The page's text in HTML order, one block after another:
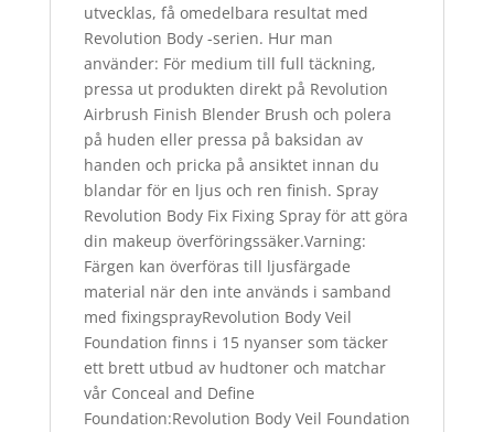
utvecklas, få omedelbara resultat med
Revolution Body -serien. Hur man
använder: För medium till full täckning,
pressa ut produkten direkt på Revolution
Airbrush Finish Blender Brush och polera
på huden eller pressa på baksidan av
handen och pricka på ansiktet innan du
blandar för en ljus och ren finish. Spray
Revolution Body Fix Fixing Spray för att göra
din makeup överföringssäker.Varning:
Färgen kan överföras till ljusfärgade
material när den inte används i samband
med fixingsprayRevolution Body Veil
Foundation finns i 15 nyanser som täcker
ett brett utbud av hudtoner och matchar
vår Conceal and Define
Foundation:Revolution Body Veil Foundation